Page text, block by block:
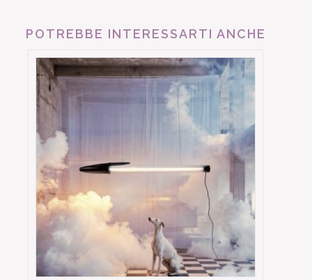
POTREBBE INTERESSARTI ANCHE